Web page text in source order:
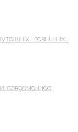
і зовнішніх...
современное